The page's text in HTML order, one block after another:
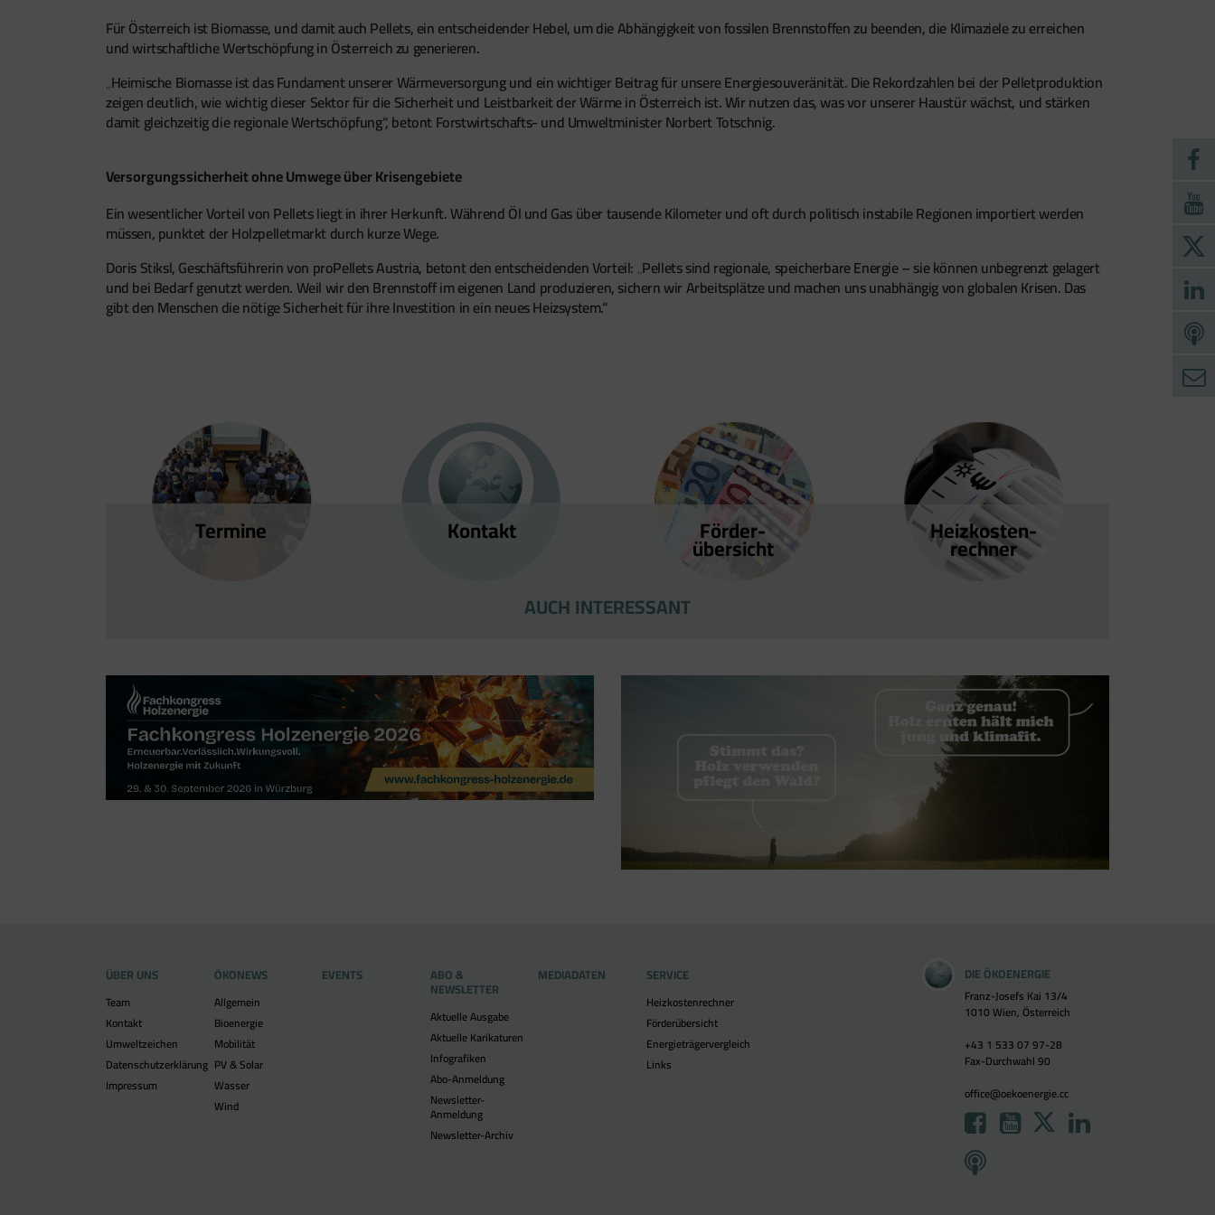
Für Österreich ist Biomasse, und damit auch Pellets, ein entscheidender Hebel, um die Abhängigkeit von fossilen Brennstoffen zu beenden, die Klimaziele zu erreichen
und wirtschaftliche Wertschöpfung in Österreich zu generieren.
„Heimische Biomasse ist das Fundament unserer Wärmeversorgung und ein wichtiger Beitrag für unsere Energiesouveränität. Die Rekordzahlen bei der Pelletproduktion
zeigen deutlich, wie wichtig dieser Sektor für die Sicherheit und Leistbarkeit der Wärme in Österreich ist. Wir nutzen das, was vor unserer Haustür wächst, und stärken
damit gleichzeitig die regionale Wertschöpfung“, betont Forstwirtschafts- und Umweltminister Norbert Totschnig.
Versorgungssicherheit ohne Umwege über Krisengebiete
Ein wesentlicher Vorteil von Pellets liegt in ihrer Herkunft. Während Öl und Gas über tausende Kilometer und oft durch politisch instabile Regionen importiert werden
müssen, punktet der Holzpelletmarkt durch kurze Wege.
Doris Stiksl, Geschäftsführerin von proPellets Austria, betont den entscheidenden Vorteil: „Pellets sind regionale, speicherbare Energie – sie können unbegrenzt gelagert
und bei Bedarf genutzt werden. Weil wir den Brennstoff im eigenen Land produzieren, sichern wir Arbeitsplätze und machen uns unabhängig von globalen Krisen. Das
gibt den Menschen die nötige Sicherheit für ihre Investition in ein neues Heizsystem.“
Termine Kontakt Förder­
übersicht Heizkosten­
rechner
AUCH INTERESSANT
ÜBER UNS
Team
Kontakt
Umweltzeichen
Datenschutzerklärung
Impressum
ÖKONEWS
Allgemein
Bioenergie
Mobilität
PV & Solar
Wasser
Wind
EVENTS ABO &
NEWSLETTER
Aktuelle Ausgabe
Aktuelle Karikaturen
Infografiken
Abo-Anmeldung
Newsletter-
Anmeldung
Newsletter-Archiv
MEDIADATEN SERVICE
Heizkostenrechner
Förderübersicht
Energieträgervergleich
Links
DIE ÖKOENERGIE
Franz-Josefs Kai 13/4
1010 Wien, Österreich
+43 1 533 07 97-28
Fax-Durchwahl 90
office@oekoenergie.cc